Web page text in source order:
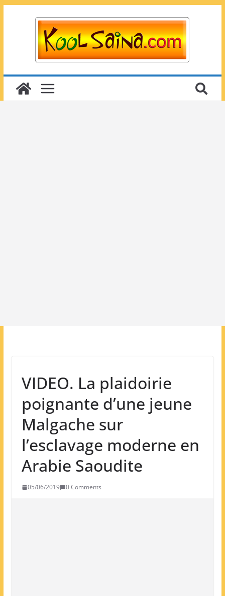
VIDEO. La plaidoirie
poignante d’une jeune
Malgache sur
l’esclavage moderne en
Arabie Saoudite
05/06/2019 0 Comments